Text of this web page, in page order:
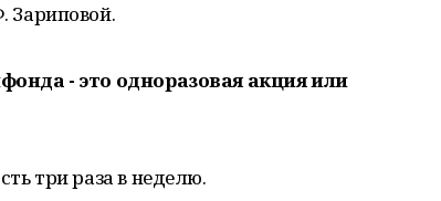
Зариповой.
- это одноразовая акция или
три раза в неделю.